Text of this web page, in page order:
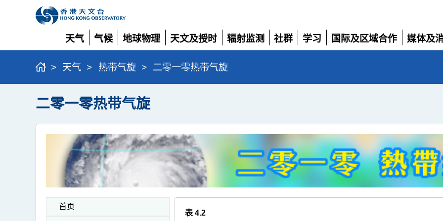
天气
展
开
气候
展
开
地球物理
展
开
天文及授时
展
开
辐射监测
展
开
社群
展
学习
展
国际及区域合作
展
媒体及
展
> 天气 > 热带气旋 > 二零一零热带气旋
二零一零热带气旋
首页
表 4.2